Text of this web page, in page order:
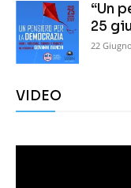
“Un
25
22
VIDEO